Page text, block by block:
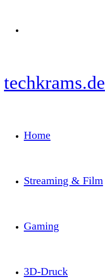
techkrams.de
Home
Streaming & Film
Gaming
3D-Druck